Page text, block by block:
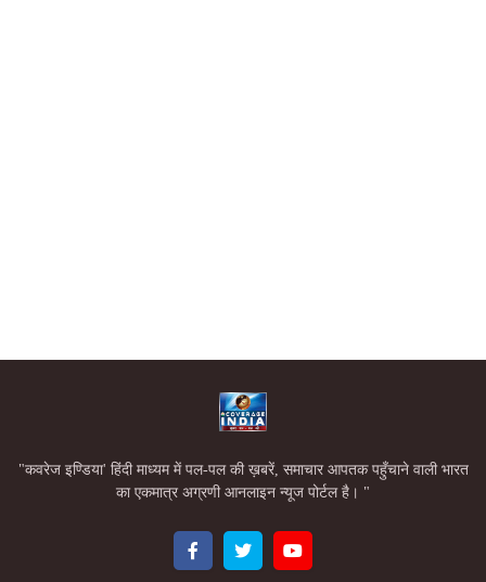
"कवरेज इण्डिया' हिंदी माध्यम में पल-पल की ख़बरें, समाचार आपतक पहुँचाने वाली भारत
का एकमात्र अग्रणी आनलाइन न्यूज पोर्टल है। "